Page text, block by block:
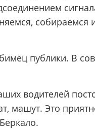
собираемся
публики. В
водителей
машут. Это